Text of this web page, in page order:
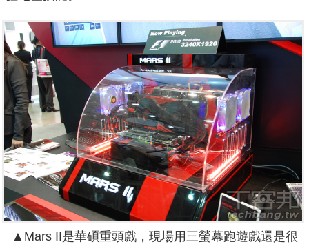
▲Mars II是華碩重頭戲，現場用三螢幕跑遊戲還是很